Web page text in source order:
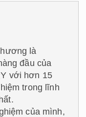
là
đầu của
với hơn 15
trong lĩnh
của mình,